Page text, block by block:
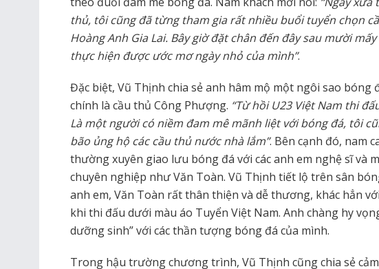
thủ, tôi cũng đã từng tham gia rất nhiều buổi tuyển chọn
Hoàng Anh Gia Lai. Bây giờ đặt chân đến đây sau mười
thực hiện được ước mơ ngày nhỏ của mình”.
Đặc biệt, Vũ Thịnh chia sẻ anh hâm mộ một ngôi sao bóng
chính là cầu thủ Công Phượng. “Từ hồi U23 Việt Nam thi
Là một người có niềm đam mê mãnh liệt với bóng đá, tôi
bão ủng hộ các cầu thủ nước nhà lắm”. Bên cạnh đó, nam
thường xuyên giao lưu bóng đá với các anh em nghệ sĩ và
chuyên nghiệp như Văn Toàn. Vũ Thịnh tiết lộ trên sân
anh em, Văn Toàn rất thân thiện và dễ thương, khác hẳn
khi thi đấu dưới màu áo Tuyển Việt Nam. Anh chàng hy
dưỡng sinh” với các thần tượng bóng đá của mình.
Trong hậu trường chương trình, Vũ Thịnh cũng chia sẻ